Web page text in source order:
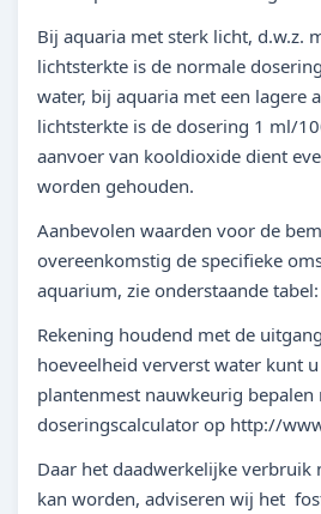
Bij aquaria met sterk licht, d.w.z.
lichtsterkte is de normale
water, bij aquaria met een lagere
lichtsterkte is de dosering 1 ml/
aanvoer van kooldioxide dient
worden gehouden.
Aanbevolen waarden voor de
overeenkomstig de specifieke
aquarium, zie onderstaande tabel:
Rekening houdend met de
hoeveelheid ververst water kunt
plantenmest nauwkeurig
doseringscalculator op http://
Daar het daadwerkelijke verbruik
kan worden, adviseren wij het